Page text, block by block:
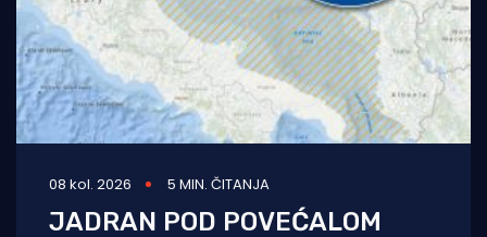
08 kol. 2026 5 MIN. ČITANJA
JADRAN POD POVEĆALOM